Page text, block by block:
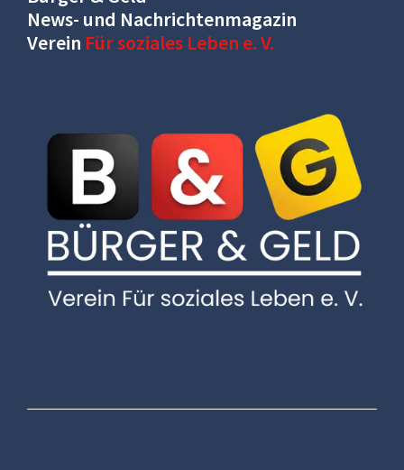
News- und Nachrichtenmagazin
Verein Für soziales Leben e. V.